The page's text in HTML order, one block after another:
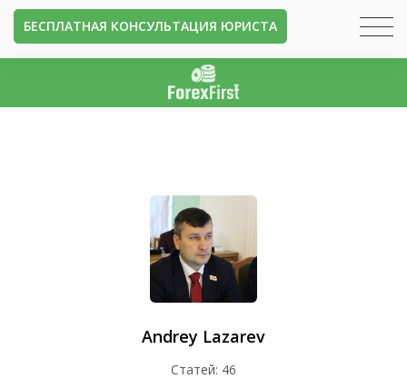
БЕСПЛАТНАЯ КОНСУЛЬТАЦИЯ ЮРИСТА
Andrey Lazarev
Статей: 46